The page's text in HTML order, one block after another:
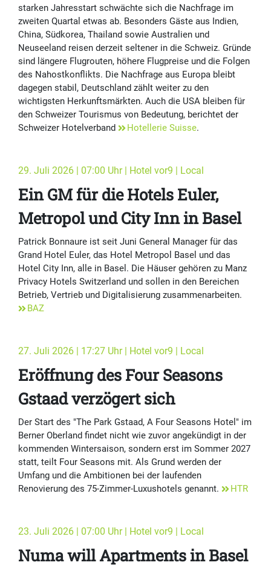
starken Jahresstart schwächte sich die Nachfrage im
zweiten Quartal etwas ab. Besonders Gäste aus Indien,
China, Südkorea, Thailand sowie Australien und
Neuseeland reisen derzeit seltener in die Schweiz. Gründe
sind längere Flugrouten, höhere Flugpreise und die Folgen
des Nahostkonflikts. Die Nachfrage aus Europa bleibt
dagegen stabil, Deutschland zählt weiter zu den
wichtigsten Herkunftsmärkten. Auch die USA bleiben für
den Schweizer Tourismus von Bedeutung, berichtet der
Schweizer Hotelverband
Hotellerie Suisse.
29. Juli 2026 | 07:00 Uhr | Hotel vor9 | Local
Ein GM für die Hotels Euler,
Metropol und City Inn in Basel
Patrick Bonnaure ist seit Juni General Manager für das
Grand Hotel Euler, das Hotel Metropol Basel und das
Hotel City Inn, alle in Basel. Die Häuser gehören zu Manz
Privacy Hotels Switzerland und sollen in den Bereichen
Betrieb, Vertrieb und Digitalisierung zusammenarbeiten.
BAZ
27. Juli 2026 | 17:27 Uhr | Hotel vor9 | Local
Eröffnung des Four Seasons
Gstaad verzögert sich
Der Start des "The Park Gstaad, A Four Seasons Hotel" im
Berner Oberland findet nicht wie zuvor angekündigt in der
kommenden Wintersaison, sondern erst im Sommer 2027
statt, teilt Four Seasons mit. Als Grund werden der
Umfang und die Ambitionen bei der laufenden
Renovierung des 75-Zimmer-Luxushotels genannt.
HTR
23. Juli 2026 | 07:00 Uhr | Hotel vor9 | Local
Numa will Apartments in Basel